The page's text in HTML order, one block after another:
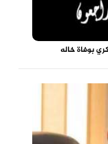
بوفاة خاله